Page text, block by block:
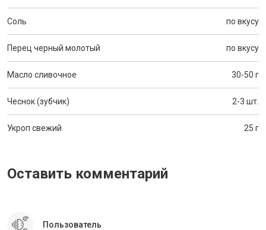
Соль по вкусу
Перец черный молотый по вкусу
Масло сливочное 30-50 г
Чеснок (зубчик) 2-3 шт.
Укроп свежий 25 г
Оставить комментарий
Пользователь